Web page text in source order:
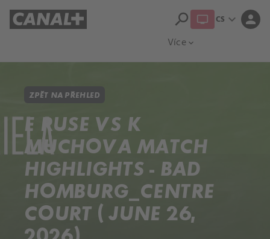
Více expand_more
search CS expand_more person
ZPĚT NA PŘEHLED
E RUSE VS K
MUCHOVA MATCH
HIGHLIGHTS - BAD
HOMBURG_CENTRE
COURT ( JUNE 26,